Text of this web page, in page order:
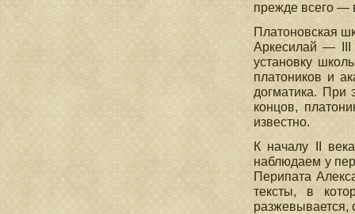
прежде всего —
Платоновская
Аркесилай — III
установку
платоников и
догматика. При
концов,
известно.
К началу II
наблюдаем у
Перипата
тексты, в
разжевывается,